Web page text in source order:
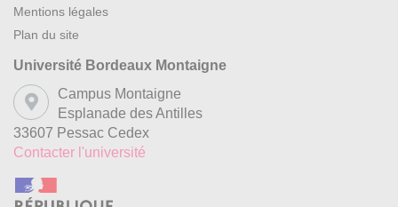
Mentions légales
Plan du site
Université Bordeaux Montaigne
Campus Montaigne
Esplanade des Antilles
33607 Pessac Cedex
Contacter l'université